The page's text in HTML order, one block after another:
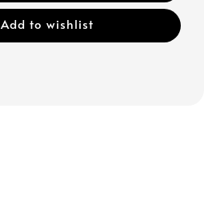
Add to wishlist